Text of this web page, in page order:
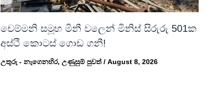
චෙම්මනි සමූහ මිනී වලෙන් මිනිස් සිරුරු 501ක
අස්ථි කොටස් ගොඩ ගනී!
උතුරු - නැගෙනහිර,උණුසුම් පුවත් /August 8, 2026